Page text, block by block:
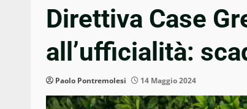
Direttiva Case
all’ufficialità:
Paolo Pontremolesi 14 Maggio 2024